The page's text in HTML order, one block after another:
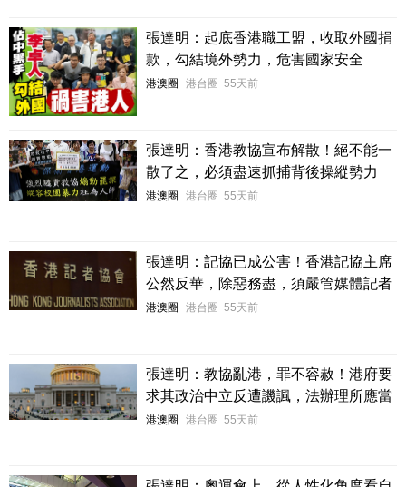
張達明：起底香港職工盟，收取外國捐
款，勾結境外勢力，危害國家安全
港澳圈 港台圈 55天前
張達明：香港教協宣布解散！絕不能一
散了之，必須盡速抓捕背後操縱勢力
港澳圈 港台圈 55天前
張達明：記協已成公害！香港記協主席
公然反華，除惡務盡，須嚴管媒體記者
港澳圈 港台圈 55天前
張達明：教協亂港，罪不容赦！港府要
求其政治中立反遭譏諷，法辦理所應當
港澳圈 港台圈 55天前